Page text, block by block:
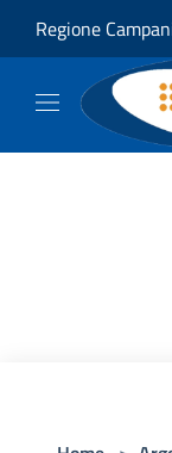
Regione